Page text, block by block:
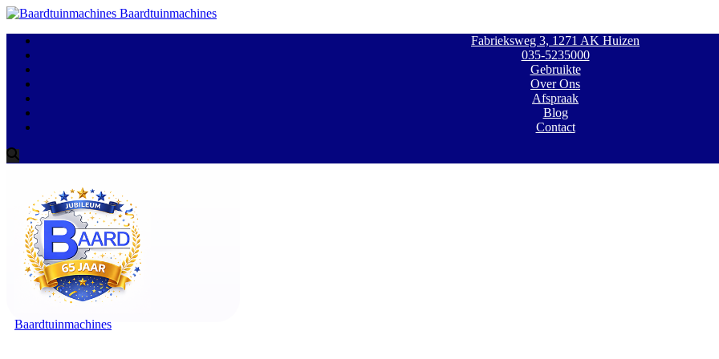
Baardtuinmachines
Fabrieksweg 3, 1271 AK Huizen
035-5235000
Gebruikte
Over Ons
Afspraak
Blog
Contact
Baardtuinmachines